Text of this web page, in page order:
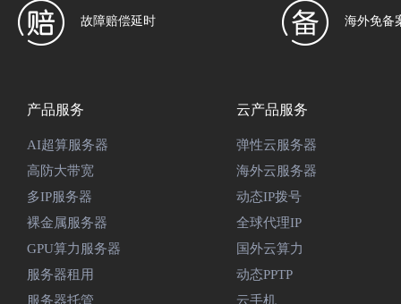
故障赔偿延时 海外免备
产品服务
AI超算服务器
高防大带宽
多IP服务器
裸金属服务器
GPU算力服务器
服务器租用
服务器托管
云产品服务
弹性云服务器
海外云服务器
动态IP拨号
全球代理IP
国外云算力
动态PPTP
云手机